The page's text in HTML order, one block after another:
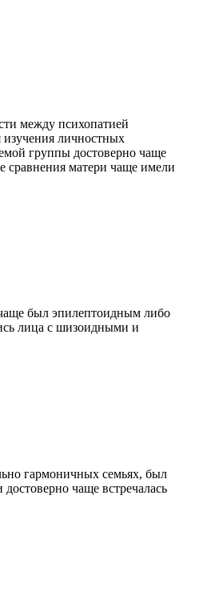
между психопатией
изучения личностных
группы достоверно чаще
сравнения матери чаще имели
был эпилептоидным либо
лица с шизоидными и
гармоничных семьях, был
чаще встречалась